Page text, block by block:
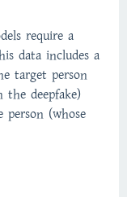
require a
data includes a
target person
the deepfake)
(whose